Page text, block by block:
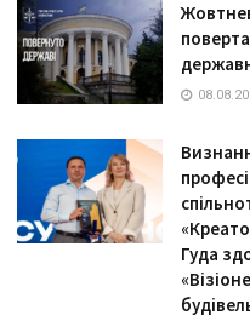
Гуда